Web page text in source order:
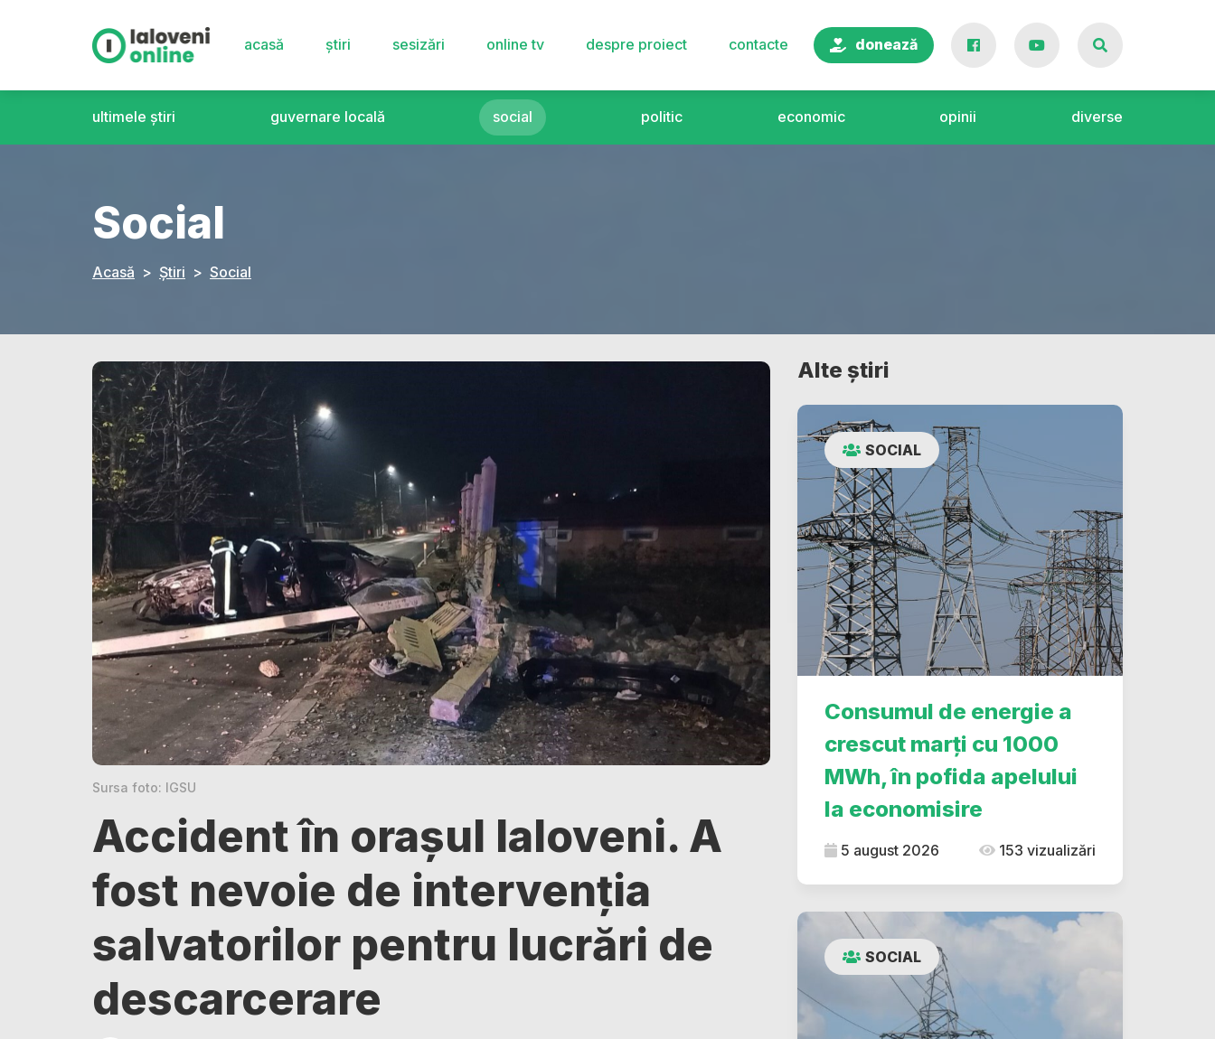
acasă știri sesizări online tv despre proiect contacte donează
ultimele știri guvernare locală social politic economic opinii diverse
Social
Acasă Știri Social
Sursa foto: IGSU
Accident în orașul Ialoveni. A
fost nevoie de intervenția
salvatorilor pentru lucrări de
descarcerare
Alte știri
SOCIAL
Consumul de energie a
crescut marți cu 1000
MWh, în pofida apelului
la economisire
5 august 2026 153 vizualizări
SOCIAL